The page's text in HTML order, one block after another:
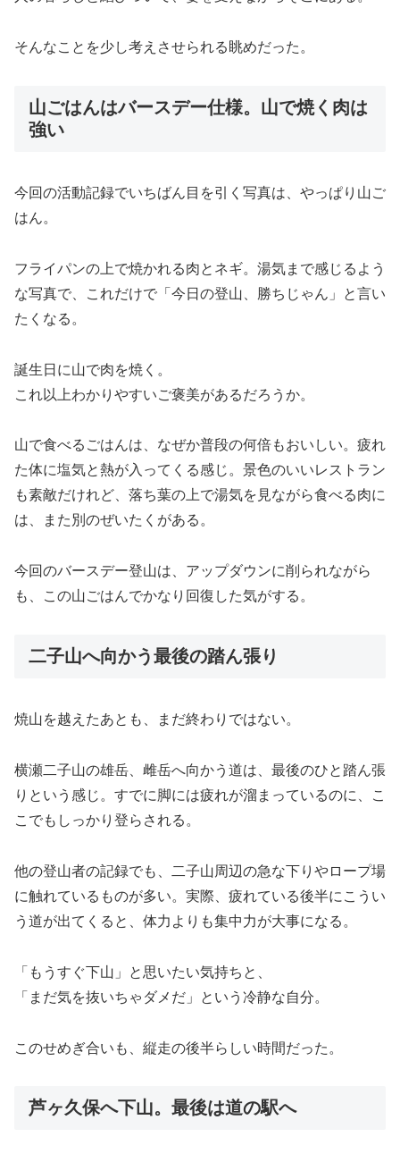
そんなことを少し考えさせられる眺めだった。
山ごはんはバースデー仕様。山で焼く肉は
強い
今回の活動記録でいちばん目を引く写真は、やっぱり山ご
はん。
フライパンの上で焼かれる肉とネギ。湯気まで感じるよう
な写真で、これだけで「今日の登山、勝ちじゃん」と言い
たくなる。
誕生日に山で肉を焼く。
これ以上わかりやすいご褒美があるだろうか。
山で食べるごはんは、なぜか普段の何倍もおいしい。疲れ
た体に塩気と熱が入ってくる感じ。景色のいいレストラン
も素敵だけれど、落ち葉の上で湯気を見ながら食べる肉に
は、また別のぜいたくがある。
今回のバースデー登山は、アップダウンに削られながら
も、この山ごはんでかなり回復した気がする。
二子山へ向かう最後の踏ん張り
焼山を越えたあとも、まだ終わりではない。
横瀬二子山の雄岳、雌岳へ向かう道は、最後のひと踏ん張
りという感じ。すでに脚には疲れが溜まっているのに、こ
こでもしっかり登らされる。
他の登山者の記録でも、二子山周辺の急な下りやロープ場
に触れているものが多い。実際、疲れている後半にこうい
う道が出てくると、体力よりも集中力が大事になる。
「もうすぐ下山」と思いたい気持ちと、
「まだ気を抜いちゃダメだ」という冷静な自分。
このせめぎ合いも、縦走の後半らしい時間だった。
芦ヶ久保へ下山。最後は道の駅へ